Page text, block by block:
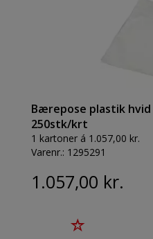
Bærepose plastik hvid
250stk/krt
1 kartoner á 1.057,00 kr.
Varenr.: 1295291
1.057,00 kr.